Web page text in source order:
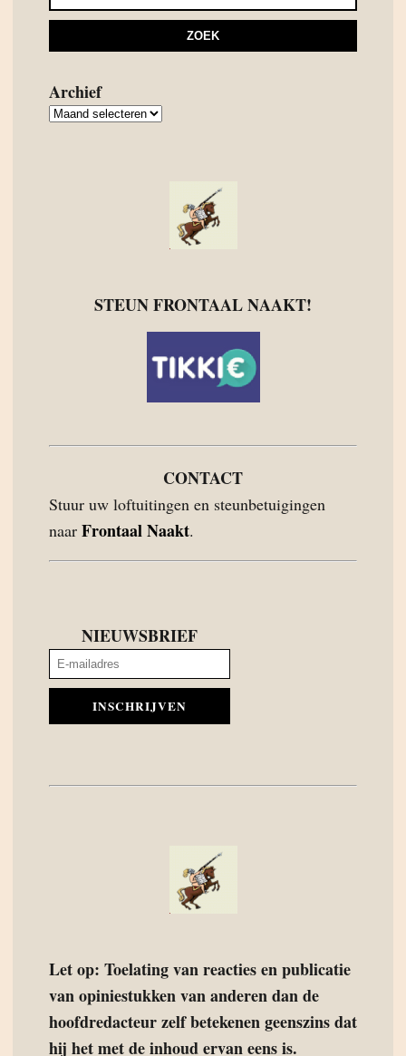
Archief
Archief
STEUN FRONTAAL NAAKT!
CONTACT
Stuur uw loftuitingen en steunbetuigingen
naar Frontaal Naakt.
NIEUWSBRIEF
INSCHRIJVEN
Let op: Toelating van reacties en publicatie
van opiniestukken van anderen dan de
hoofdredacteur zelf betekenen geenszins dat
hij het met de inhoud ervan eens is.